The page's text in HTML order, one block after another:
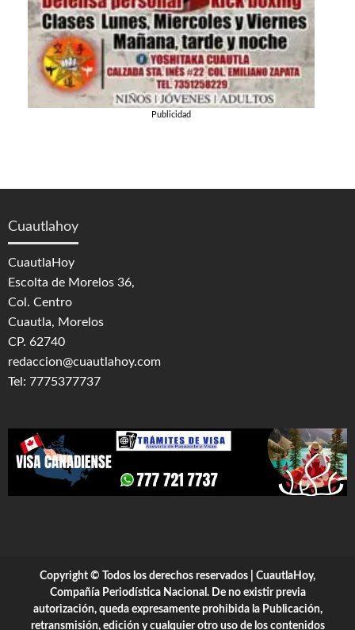
Publicidad
Cuautlahoy
CuautlaHoy
Escolta de Morelos 36,
Col. Centro
Cuautla, Morelos
CP. 62740
redaccion@cuautlahoy.com
Tel: 7775377737
Copyright © Todos los derechos reservados | CuautlaHoy,
Compañía Periodística Nacional. De no existir previa
autorización, queda expresamente prohibida la Publicación,
retransmisión, edición y cualquier otro uso de los contenidos